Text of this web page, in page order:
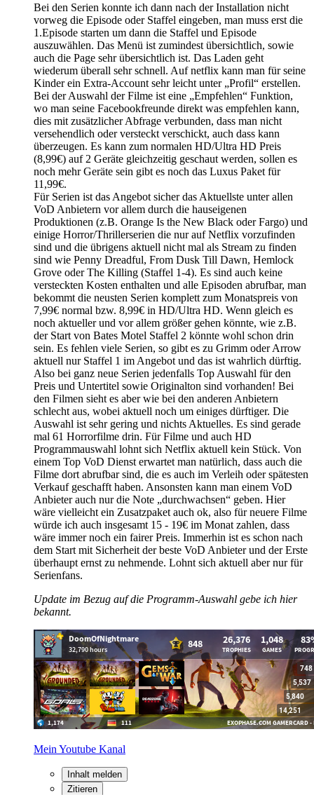
Bei den Serien konnte ich dann nach der Installation nicht
vorweg die Episode oder Staffel eingeben, man muss erst die
1.Episode starten um dann die Staffel und Episode
auszuwählen. Das Menü ist zumindest übersichtlich, sowie
auch die Page sehr übersichtlich ist. Das Laden geht
wiederum überall sehr schnell. Auf netflix kann man für seine
Kinder ein Extra-Account sehr leicht unter „Profil“ erstellen.
Bei der Auswahl der Filme ist eine „Empfehlen“ Funktion,
wo man seine Facebookfreunde direkt was empfehlen kann,
dies mit zusätzlicher Abfrage verbunden, dass man nicht
versehendlich oder versteckt verschickt, auch dass kann
überzeugen. Es kann zum normalen HD/Ultra HD Preis
(8,99€) auf 2 Geräte gleichzeitig geschaut werden, sollen es
noch mehr Geräte sein gibt es noch das Luxus Paket für
11,99€.
Für Serien ist das Angebot sicher das Aktuellste unter allen
VoD Anbietern vor allem durch die hauseigenen
Produktionen (z.B. Orange Is the New Black oder Fargo) und
einige Horror/Thrillerserien die nur auf Netflix vorzufinden
sind und die übrigens aktuell nicht mal als Stream zu finden
sind wie Penny Dreadful, From Dusk Till Dawn, Hemlock
Grove oder The Killing (Staffel 1-4). Es sind auch keine
versteckten Kosten enthalten und alle Episoden abrufbar, man
bekommt die neusten Serien komplett zum Monatspreis von
7,99€ normal bzw. 8,99€ in HD/Ultra HD. Wenn gleich es
noch aktueller und vor allem größer gehen könnte, wie z.B.
der Start von Bates Motel Staffel 2 könnte wohl schon drin
sein. Es fehlen viele Serien, so gibt es zu Grimm oder Arrow
aktuell nur Staffel 1 im Angebot und das ist wahrlich dürftig.
Also bei ganz neue Serien jedenfalls Top Auswahl für den
Preis und Untertitel sowie Originalton sind vorhanden! Bei
den Filmen sieht es aber wie bei den anderen Anbietern
schlecht aus, wobei aktuell noch um einiges dürftiger. Die
Auswahl ist sehr gering und nichts Aktuelles. Es sind gerade
mal 61 Horrorfilme drin. Für Filme und auch HD
Programmauswahl lohnt sich Netflix aktuell kein Stück. Von
einem Top VoD Dienst erwartet man natürlich, dass auch die
Filme dort abrufbar sind, die es auch im Verleih oder spätesten
Verkauf geschafft haben. Ansonsten kann man einem VoD
Anbieter auch nur die Note „durchwachsen“ geben. Hier
wäre vielleicht ein Zusatzpaket auch ok, also für neuere Filme
würde ich auch insgesamt 15 - 19€ im Monat zahlen, dass
wäre immer noch ein fairer Preis. Immerhin ist es schon nach
dem Start mit Sicherheit der beste VoD Anbieter und der Erste
überhaupt ernst zu nehmende. Lohnt sich aktuell aber nur für
Serienfans.
Update im Bezug auf die Programm-Auswahl gebe ich hier
bekannt.
Mein Youtube Kanal
Inhalt melden
Zitieren